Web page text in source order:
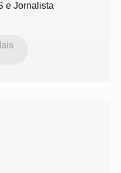
e Jornalista